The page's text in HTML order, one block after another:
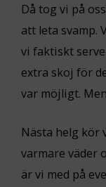
Då tog vi på
att leta svamp.
vi faktiskt
extra skoj för
var möjligt.
Nästa helg kör
varmare väder
är vi med på